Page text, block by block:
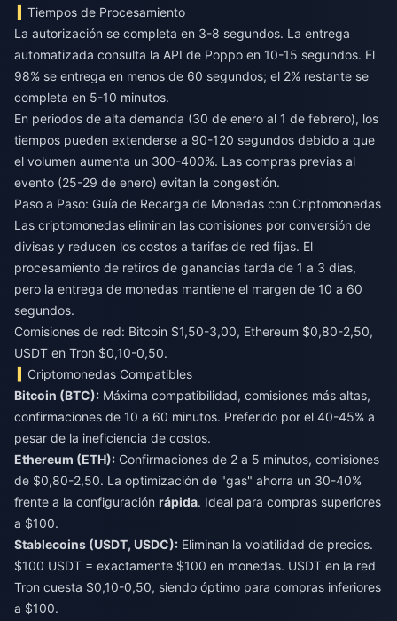
Tiempos de Procesamiento
La autorización se completa en 3-8 segundos. La entrega
automatizada consulta la API de Poppo en 10-15 segundos. El
98% se entrega en menos de 60 segundos; el 2% restante se
completa en 5-10 minutos.
En periodos de alta demanda (30 de enero al 1 de febrero), los
tiempos pueden extenderse a 90-120 segundos debido a que
el volumen aumenta un 300-400%. Las compras previas al
evento (25-29 de enero) evitan la congestión.
Paso a Paso: Guía de Recarga de Monedas con Criptomonedas
Las criptomonedas eliminan las comisiones por conversión de
divisas y reducen los costos a tarifas de red fijas. El
procesamiento de retiros de ganancias tarda de 1 a 3 días,
pero la entrega de monedas mantiene el margen de 10 a 60
segundos.
Comisiones de red: Bitcoin $1,50-3,00, Ethereum $0,80-2,50,
USDT en Tron $0,10-0,50.
Criptomonedas Compatibles
Bitcoin (BTC): Máxima compatibilidad, comisiones más altas,
confirmaciones de 10 a 60 minutos. Preferido por el 40-45% a
pesar de la ineficiencia de costos.
Ethereum (ETH): Confirmaciones de 2 a 5 minutos, comisiones
de $0,80-2,50. La optimización de "gas" ahorra un 30-40%
frente a la configuración rápida. Ideal para compras superiores
a $100.
Stablecoins (USDT, USDC): Eliminan la volatilidad de precios.
$100 USDT = exactamente $100 en monedas. USDT en la red
Tron cuesta $0,10-0,50, siendo óptimo para compras inferiores
a $100.